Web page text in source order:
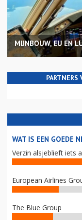
MIJNBOUW, EU EN
PARTNERS
WAT IS EEN GOEDE
Verzin alsjeblieft iets
European Airlines
The Blue Group